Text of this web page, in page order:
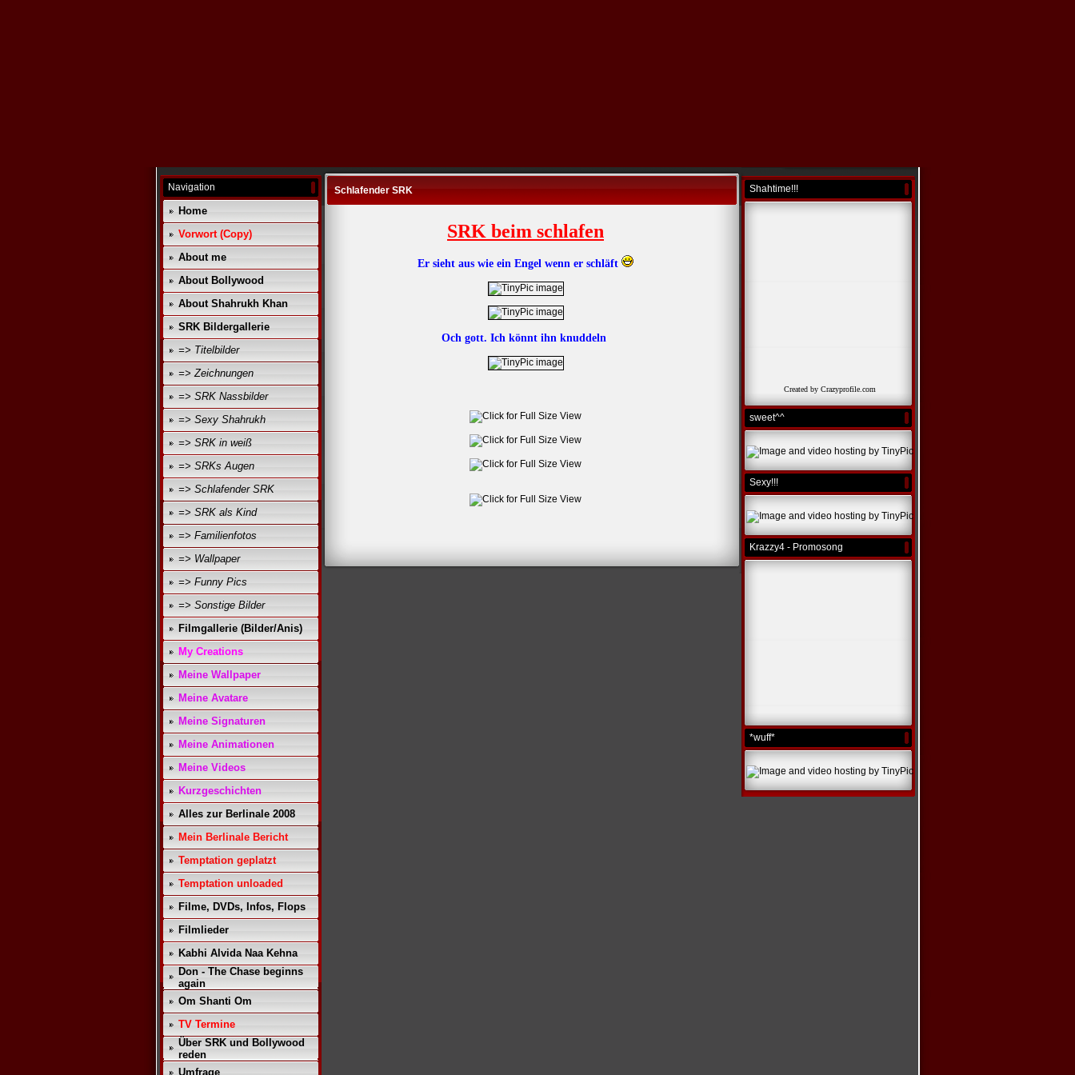
Navigation
Home
Vorwort (Copy)
About me
About Bollywood
About Shahrukh Khan
SRK Bildergallerie
=> Titelbilder
=> Zeichnungen
=> SRK Nassbilder
=> Sexy Shahrukh
=> SRK in weiß
=> SRKs Augen
=> Schlafender SRK
=> SRK als Kind
=> Familienfotos
=> Wallpaper
=> Funny Pics
=> Sonstige Bilder
Filmgallerie (Bilder/Anis)
My Creations
Meine Wallpaper
Meine Avatare
Meine Signaturen
Meine Animationen
Meine Videos
Kurzgeschichten
Alles zur Berlinale 2008
Mein Berlinale Bericht
Temptation geplatzt
Temptation unloaded
Filme, DVDs, Infos, Flops
Filmlieder
Kabhi Alvida Naa Kehna
Don - The Chase beginns
again
Om Shanti Om
TV Termine
Über SRK und Bollywood
reden
Umfrage
Schlafender SRK
SRK beim schlafen
Er sieht aus wie ein Engel wenn er schläft
Och gott. Ich könnt ihn knuddeln
Shahtime!!!
Created by Crazyprofile.com
sweet^^
Sexy!!!
Krazzy4 - Promosong
*wuff*